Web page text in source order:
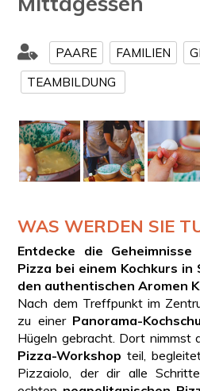
PAARE FAMILIEN
TEAMBILDUNG
WAS WERDEN SIE
Entdecke die
Pizza bei einem Kochkurs
den authentischen Aromen
Nach dem Treffpunkt im
zu einer Panorama-
Hügeln gebracht. Dort nimmst
Pizza-Workshop teil,
Pizzaiolo, der dir alle